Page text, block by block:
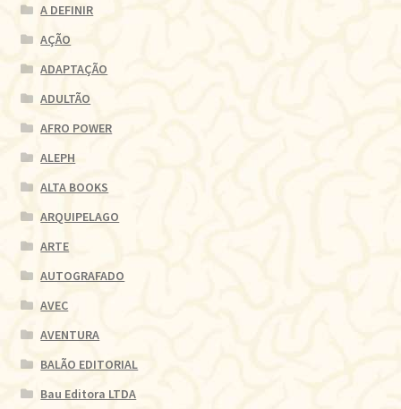
A DEFINIR
AÇÃO
ADAPTAÇÃO
ADULTÃO
AFRO POWER
ALEPH
ALTA BOOKS
ARQUIPELAGO
ARTE
AUTOGRAFADO
AVEC
AVENTURA
BALÃO EDITORIAL
Bau Editora LTDA